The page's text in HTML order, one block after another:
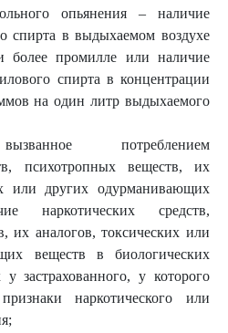
опьянения – наличие
спирта в выдыхаемом воздухе
более промилле или наличие
спирта в концентрации
на один литр выдыхаемого
потреблением
психотропных веществ, их
или других одурманивающих
наркотических средств,
их аналогов, токсических или
веществ в биологических
застрахованного, у которого
наркотического или